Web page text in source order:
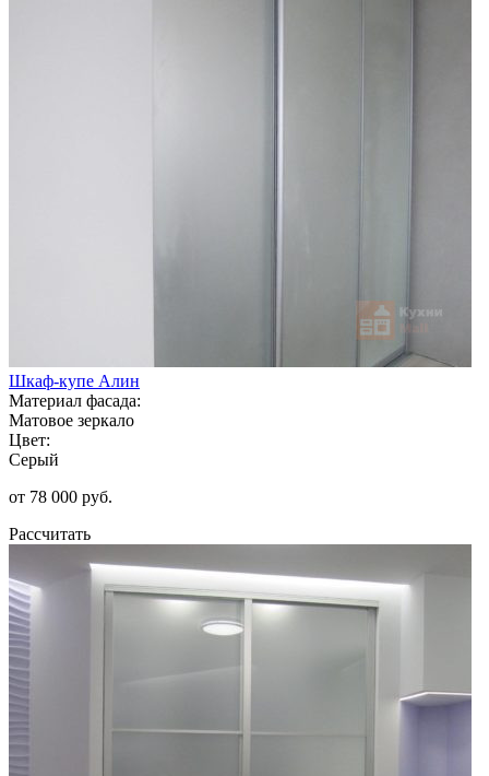
Шкаф-купе Алин
Материал фасада:
Матовое зеркало
Цвет:
Серый
от 78 000 руб.
Рассчитать